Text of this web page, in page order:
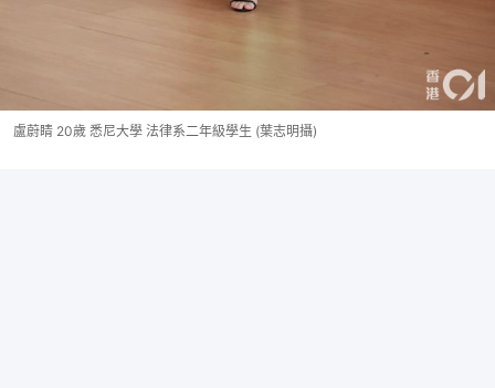
盧蔚睛 20歲 悉尼大學 法律系二年級學生 (葉志明攝)